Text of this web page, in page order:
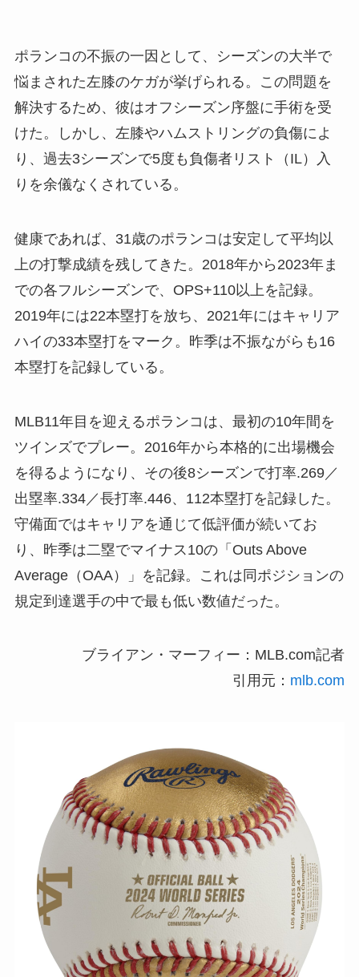
ポランコの不振の一因として、シーズンの大半で
悩まされた左膝のケガが挙げられる。この問題を
解決するため、彼はオフシーズン序盤に手術を受
けた。しかし、左膝やハムストリングの負傷によ
り、過去3シーズンで5度も負傷者リスト（IL）入
りを余儀なくされている。
健康であれば、31歳のポランコは安定して平均以
上の打撃成績を残してきた。2018年から2023年ま
での各フルシーズンで、OPS+110以上を記録。
2019年には22本塁打を放ち、2021年にはキャリア
ハイの33本塁打をマーク。昨季は不振ながらも16
本塁打を記録している。
MLB11年目を迎えるポランコは、最初の10年間を
ツインズでプレー。2016年から本格的に出場機会
を得るようになり、その後8シーズンで打率.269／
出塁率.334／長打率.446、112本塁打を記録した。
守備面ではキャリアを通じて低評価が続いてお
り、昨季は二塁でマイナス10の「Outs Above
Average（OAA）」を記録。これは同ポジションの
規定到達選手の中で最も低い数値だった。
ブライアン・マーフィー：MLB.com記者
引用元： mlb.com